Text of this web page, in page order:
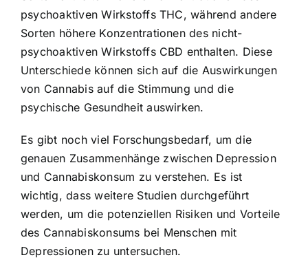
psychoaktiven Wirkstoffs THC, während andere
Sorten höhere Konzentrationen des nicht-
psychoaktiven Wirkstoffs CBD enthalten. Diese
Unterschiede können sich auf die Auswirkungen
von Cannabis auf die Stimmung und die
psychische Gesundheit auswirken.
Es gibt noch viel Forschungsbedarf, um die
genauen Zusammenhänge zwischen Depression
und Cannabiskonsum zu verstehen. Es ist
wichtig, dass weitere Studien durchgeführt
werden, um die potenziellen Risiken und Vorteile
des Cannabiskonsums bei Menschen mit
Depressionen zu untersuchen.